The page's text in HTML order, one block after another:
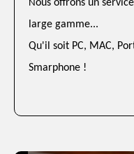
Nous offrons un
large gamme...
Qu'il soit PC, MAC,
Smarphone !